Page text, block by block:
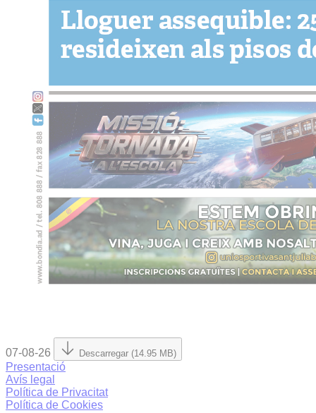
07-08-26 Descarregar (14.95 MB)
Presentació
Avís legal
Política de Privacitat
Política de Cookies